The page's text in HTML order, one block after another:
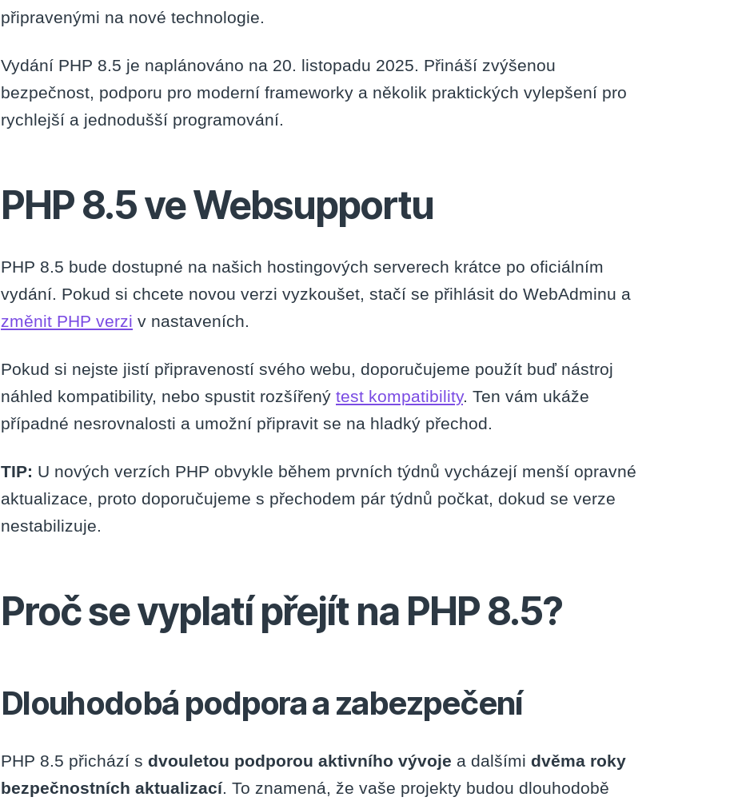
připravenými na nové technologie.
Vydání PHP 8.5 je naplánováno na 20. listopadu 2025. Přináší zvýšenou
bezpečnost, podporu pro moderní frameworky a několik praktických vylepšení pro
rychlejší a jednodušší programování.
PHP 8.5 ve Websupportu
PHP 8.5 bude dostupné na našich hostingových serverech krátce po oficiálním
vydání. Pokud si chcete novou verzi vyzkoušet, stačí se přihlásit do WebAdminu a
změnit PHP verzi v nastaveních.
Pokud si nejste jistí připraveností svého webu, doporučujeme použít buď nástroj
náhled kompatibility, nebo spustit rozšířený test kompatibility. Ten vám ukáže
případné nesrovnalosti a umožní připravit se na hladký přechod.
TIP: U nových verzích PHP obvykle během prvních týdnů vycházejí menší opravné
aktualizace, proto doporučujeme s přechodem pár týdnů počkat, dokud se verze
nestabilizuje.
Proč se vyplatí přejít na PHP 8.5?
Dlouhodobá podpora a zabezpečení
PHP 8.5 přichází s dvouletou podporou aktivního vývoje a dalšími dvěma roky
bezpečnostních aktualizací. To znamená, že vaše projekty budou dlouhodobě